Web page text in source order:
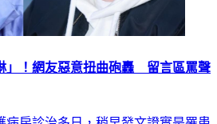
」！網友惡意扭曲砲轟 留言區罵聲